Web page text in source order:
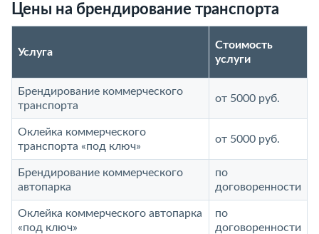
Цены на брендирование транспорта
Услуга
Стоимость
услуги
Брендирование коммерческого
транспорта
от 5000 руб.
Оклейка коммерческого
транспорта «под ключ»
от 5000 руб.
Брендирование коммерческого
автопарка
по
договоренности
Оклейка коммерческого автопарка
«под ключ»
по
договоренности